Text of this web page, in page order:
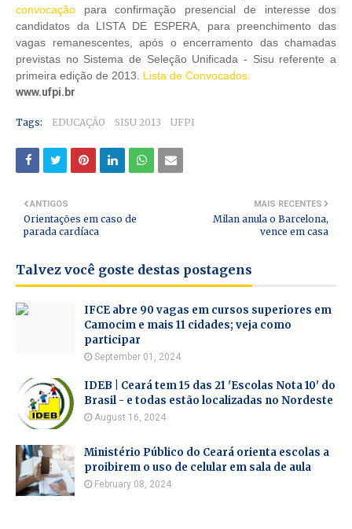
convocação para confirmação presencial de interesse dos
candidatos da LISTA DE ESPERA, para preenchimento das
vagas remanescentes, após o encerramento das chamadas
previstas no Sistema de Seleção Unificada - Sisu referente a
primeira edição de 2013. Lista de Convocados.
www.ufpi.br
Tags: EDUCAÇÃO SISU 2013 UFPI
MAIS RECENTES
Milan anula o Barcelona,
vence em casa
ANTIGOS
Orientações em caso de
parada cardíaca
Talvez você goste destas postagens
IFCE abre 90 vagas em cursos superiores em
Camocim e mais 11 cidades; veja como
participar
September 01, 2024
IDEB | Ceará tem 15 das 21 'Escolas Nota 10' do
Brasil - e todas estão localizadas no Nordeste
August 16, 2024
Ministério Público do Ceará orienta escolas a
proibirem o uso de celular em sala de aula
February 08, 2024